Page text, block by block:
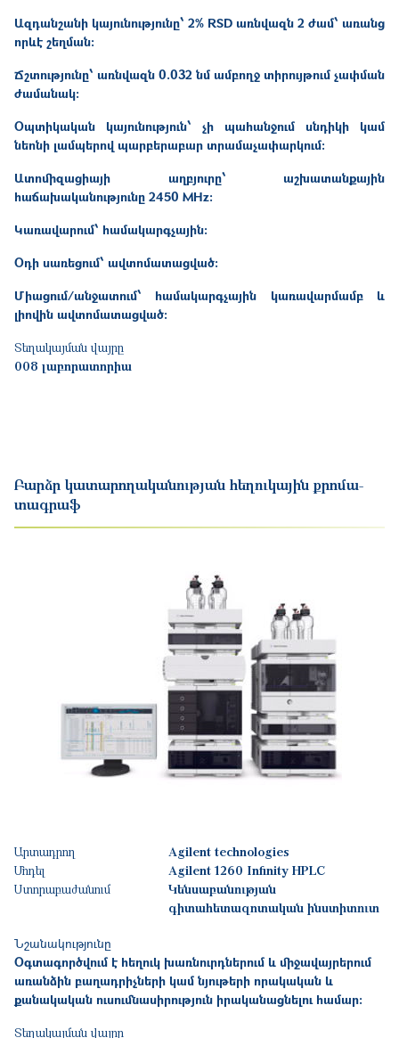
Ազդանշանի կայունությունը՝ 2% RSD առնվազն 2 ժամ՝ առանց
որևէ շեղման։
Ճշտությունը՝ առնվազն 0.032 նմ ամբողջ տիրույթում չափման
ժամանակ։
Օպտիկական կայունություն՝ չի պահանջում սնդիկի կամ
նեոնի լամպերով պարբերաբար տրամաչափարկում։
Ատոմիզացիայի աղբյուրը՝ աշխատանքային
հաճախականությունը 2450 MHz։
Կառավարում՝ համակարգչային։
Օդի սառեցում՝ ավտոմատացված։
Միացում/անջատում՝ համակարգչային կառավարմամբ և
լիովին ավտոմատացված։
Տեղակայման վայրը
008 լաբորատորիա
Բարձր կատարողականության հեղուկային քրոմա-
տագրաֆ
Արտադրող
Agilent technologies
Մոդել
Agilent 1260 Infinity HPLC
Ստորաբաժանում
Կենսաբանության
գիտահետազոտական ինստիտուտ
Նշանակությունը
Օգտագործվում է հեղուկ խառնուրդներում և միջավայրերում
առանձին բաղադրիչների կամ նյութերի որակական և
քանակական ուսումնասիրություն իրականացնելու համար:
Տեղակայման վայրը